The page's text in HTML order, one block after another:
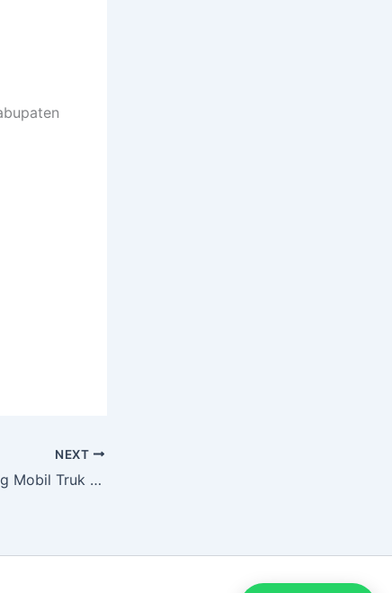
NEXT
Pesan Jasa Branding Mobil Truk Double Engkel di Jakarta Barat Terdekat